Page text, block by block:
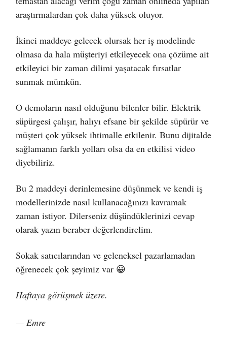
araştırmalardan çok daha yüksek oluyor.
İkinci maddeye gelecek olursak her iş modelinde
olmasa da hala müşteriyi etkileyecek ona çözüme ait
etkileyici bir zaman dilimi yaşatacak fırsatlar
sunmak mümkün.
O demoların nasıl olduğunu bilenler bilir. Elektrik
süpürgesi çalışır, halıyı efsane bir şekilde süpürür ve
müşteri çok yüksek ihtimalle etkilenir. Bunu dijitalde
sağlamanın farklı yolları olsa da en etkilisi video
diyebiliriz.
Bu 2 maddeyi derinlemesine düşünmek ve kendi iş
modellerinizde nasıl kullanacağınızı kavramak
zaman istiyor. Dilerseniz düşündüklerinizi cevap
olarak yazın beraber değerlendirelim.
Sokak satıcılarından ve geleneksel pazarlamadan
öğrenecek çok şeyimiz var 😀
Haftaya görüşmek üzere.
— Emre